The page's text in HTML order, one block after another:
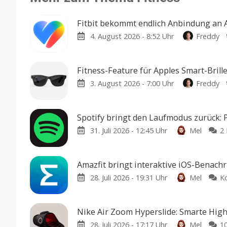
Fitbit bekommt endlich Anbindung an
4. August 2026 - 8:52 Uhr Freddy
Fitness-Feature für Apples Smart-
3. August 2026 - 7:00 Uhr Freddy
Spotify bringt den Laufmodus
31. Juli 2026 - 12:45 Uhr Mel 2
Amazfit bringt interaktive iOS-
28. Juli 2026 - 19:31 Uhr Mel
Nike Air Zoom Hyperslide: Smarte
28. Juli 2026 - 17:17 Uhr Mel